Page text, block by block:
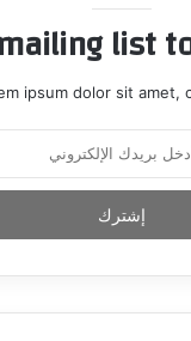
list
ipsum dolor sit amet,